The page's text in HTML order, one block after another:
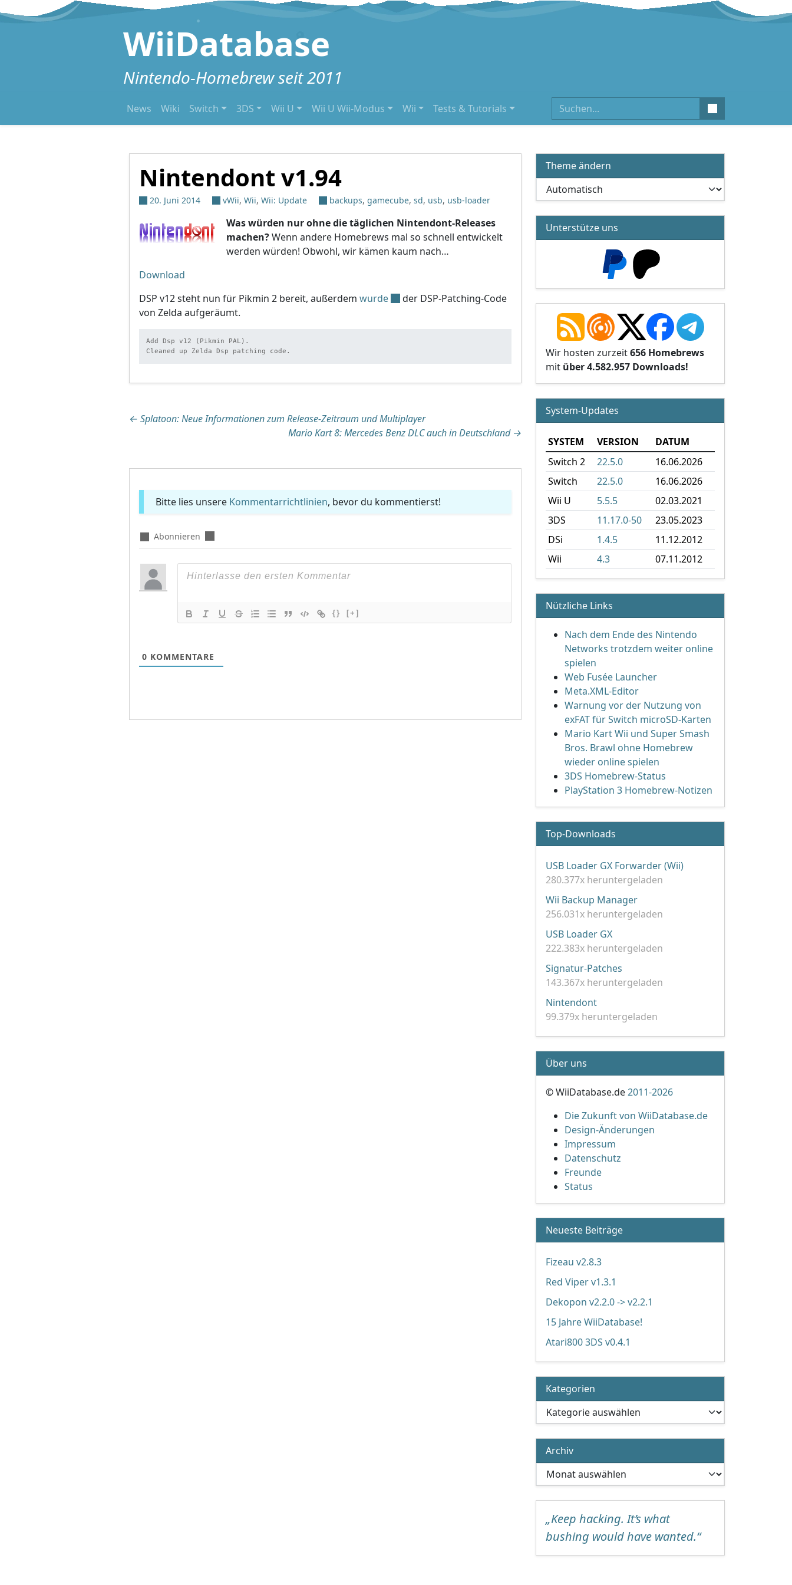
Zum Inhalt springen
WiiDatabase
Nintendo-Homebrew seit 2011
News Wiki Switch 3DS Wii U Wii U Wii-Modus Wii Tests & Tutorials Suchen
Nintendont v1.94
20. Juni 2014 vWii, Wii, Wii: Update backups, gamecube, sd, usb, usb-loader
Was würden nur ohne die täglichen Nintendont-Releases
machen?Wenn andere Homebrews mal so schnell entwickelt
werden würden! Obwohl, wir kämen kaum nach…
Download
DSP v12 steht nun für Pikmin 2 bereit, außerdem wurde
der DSP-Patching-Code
von Zelda aufgeräumt.
Add Dsp v12 (Pikmin PAL).
Cleaned up Zelda Dsp patching code.
Beitragsnavigation
← Splatoon: Neue Informationen zum Release-Zeitraum und Multiplayer
Mario Kart 8: Mercedes Benz DLC auch in Deutschland →
Bitte lies unsere Kommentarrichtlinien, bevor du kommentierst!
Abonnieren
{} [+]
0 KOMMENTARE
Theme ändern
Unterstütze uns
Wir hosten zurzeit656 Homebrews
mit über 4.582.957 Downloads!
System-Updates
SYSTEM VERSION
DATUM
Switch 2
22.5.0
16.06.2026
Switch
22.5.0
16.06.2026
Wii U
5.5.5
02.03.2021
3DS
11.17.0-50
23.05.2023
DSi
1.4.5
11.12.2012
Wii
4.3 07.11.2012
Nützliche Links
Nach dem Ende des Nintendo
Networks trotzdem weiter online
spielen
Web Fusée Launcher
Meta.XML-Editor
Warnung vor der Nutzung von
exFAT für Switch microSD-Karten
Mario Kart Wii und Super Smash
Bros. Brawl ohne Homebrew
wieder online spielen
3DS Homebrew-Status
PlayStation 3 Homebrew-Notizen
Top-Downloads
USB Loader GX Forwarder (Wii)
280.377x heruntergeladen
Wii Backup Manager
256.031x heruntergeladen
USB Loader GX
222.383x heruntergeladen
Signatur-Patches
143.367x heruntergeladen
Nintendont
99.379x heruntergeladen
Über uns
© WiiDatabase.de2011-2026
Die Zukunft von WiiDatabase.de
Design-Änderungen
Impressum
Datenschutz
Freunde
Status
Neueste Beiträge
Fizeau v2.8.3
Red Viper v1.3.1
Dekopon v2.2.0 -> v2.2.1
15 Jahre WiiDatabase!
Atari800 3DS v0.4.1
Kategorien
Kategorien
Archiv
Archiv
„Keep hacking. It’s what
bushing would have wanted.“